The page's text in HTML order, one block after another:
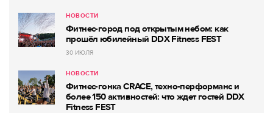
НОВОСТИ
Фитнес-город под открытым небом: как
прошёл юбилейный DDX Fitness FEST
30 ИЮЛЯ
НОВОСТИ
Фитнес-гонка CRACE, техно-перформанс и
более 150 активностей: что ждет гостей DDX
Fitness FEST